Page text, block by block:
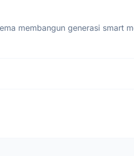
membangun generasi smart